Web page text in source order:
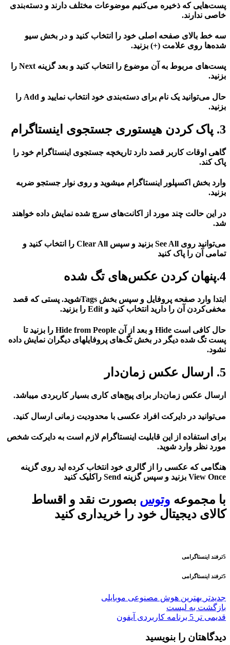
پست‌هایی که ذخیره می‌کنیم موضوعات مختلف دارند و دسته‌بندی
خاصی ندارند.
سه خط بالای صفحه اصلی خود را انتخاب کنید و در بخش سیو
شده‌ها روی علامت (+) بزنید.
پست‌های مربوط به آن موضوع را انتخاب کنید و بعد گزینه Next را
بزنید.
حال می‌توانید یک نام برای دسته‌بندی خود انتخاب نمایید و Add را
بزنید.
3. پاک کردن هیستوری جستجوی اینستاگرام
گاهی اوقات کاربر قصد دارد تاریخچه جستجوی اینستاگرام خود را
پاک کند.
وارد بخش اکسپلور اینستاگرام میشوید و روی نوار جستجو ضربه
بزنید.
در این حالت چند مورد از اکانت‌های سرچ شده نمایش داده خواهند
شد.
می‌توانید روی See All بزنید و سپس Clear All را انتخاب کنید و
تمامی آن را پاک کنید
4.پنهان کردن عکس‌های تگ شده
ابتدا وارد صفحه پروفایل و سپس بخش Tagsشوید. پستی که قصد
مخفی‌کردن آن را دارید انتخاب کنید و Edit را بزنید.
حال کافی است Hide و بعد از آن Hide from People را بزنید تا
پست تگ شده دیگر در بخش تگ‌های پروفایلهای دیگران نمایش داده
نشود.
5. ارسال عکس زمان‌دار
ارسال عکس زمان‌دار برای پیج‌های کاری بسیار کاربردی میباشد.
می‌توانید در دایرکت افراد عکسی با محدودیت زمانی ارسال کنید.
برای استفاده از این قابلیت اینستاگرام لازم است به دایرکت شخص
مورد نظر وارد شوید.
هنگامی که عکسی را از گالری خود انتخاب کرده اید روی گزینه
View Once بزنید و سپس گزینه Send راکلیک کنید
با مجموعه وتوس بصورت نقد و اقساط
کالای دیجیتال خود را خریداری کنید
5ترفند اینستاگرامی
5ترفند اینستاگرامی
جدیدتر بهترین هوش مصنوعی موبایلی
بازگشت به لیست
قدیمی تر 5 برنامه کاربردی آیفون
دیدگاهتان را بنویسید